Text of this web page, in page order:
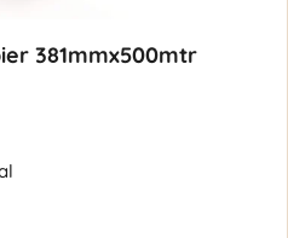
381mmx500mtr